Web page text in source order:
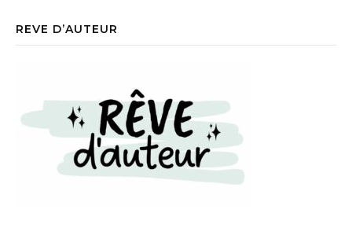
REVE D’AUTEUR